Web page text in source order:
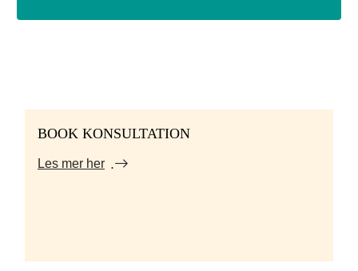
BOOK KONSULTATION
Les mer her